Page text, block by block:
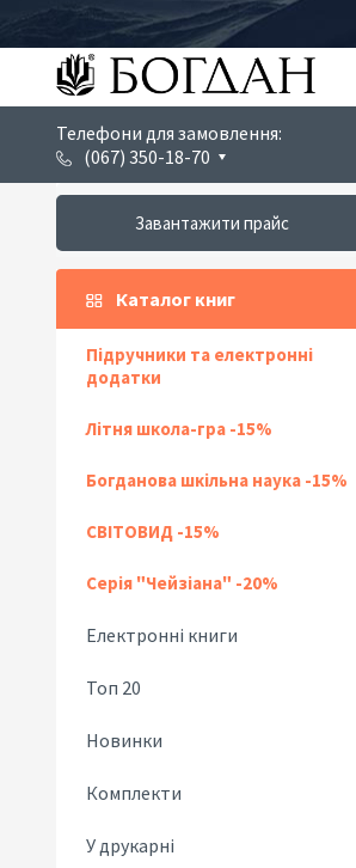
Телефони для замовлення:
(067) 350-18-70
Завантажити прайс
Каталог книг
Підручники та електронні
додатки
Літня школа-гра -15%
Богданова шкільна наука -15%
СВІТОВИД -15%
Серія "Чейзіана" -20%
Електронні книги
Топ 20
Новинки
Комплекти
У друкарні